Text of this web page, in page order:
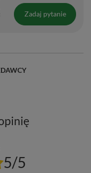
Zadaj pytanie
5/5